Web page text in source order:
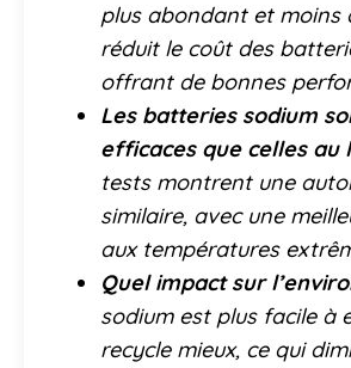
plus abondant et moins
réduit le coût des
offrant de bonnes
Les batteries sodium
efficaces que celles au
tests montrent une
similaire, avec une
aux températures
Quel impact sur
sodium est plus facile à
recycle mieux, ce qui